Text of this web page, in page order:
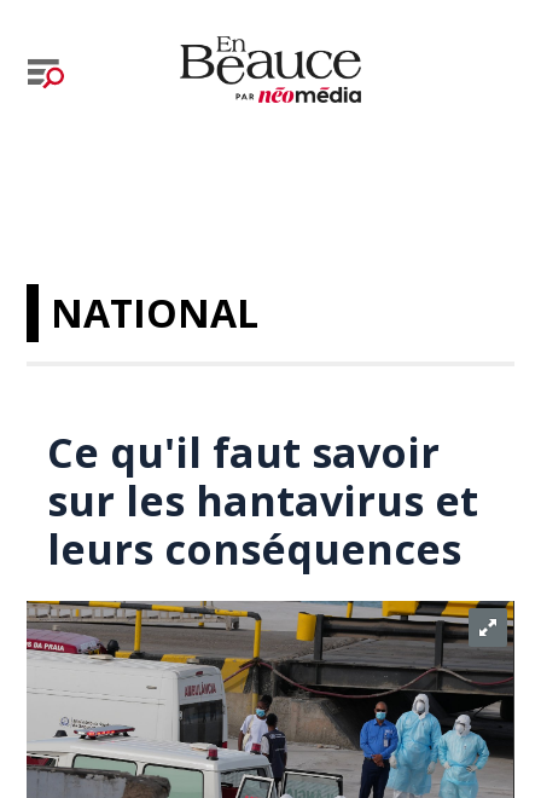
NATIONAL
Ce qu'il faut savoir
sur les hantavirus et
leurs conséquences